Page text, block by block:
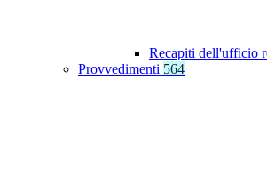
Recapiti dell'ufficio
Provvedimenti 564